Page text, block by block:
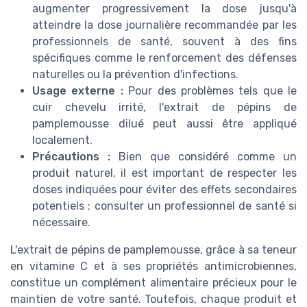
augmenter progressivement la dose jusqu'à
atteindre la dose journalière recommandée par les
professionnels de santé, souvent à des fins
spécifiques comme le renforcement des défenses
naturelles ou la prévention d'infections.
Usage externe :Pour des problèmes tels que le
cuir chevelu irrité, l'extrait de pépins de
pamplemousse dilué peut aussi être appliqué
localement.
Précautions : Bien que considéré comme un
produit naturel, il est important de respecter les
doses indiquées pour éviter des effets secondaires
potentiels ; consulter un professionnel de santé si
nécessaire.
L'extrait de pépins de pamplemousse, grâce à sa teneur
en vitamine C et à ses propriétés antimicrobiennes,
constitue un complément alimentaire précieux pour le
maintien de votre santé. Toutefois, chaque produit et